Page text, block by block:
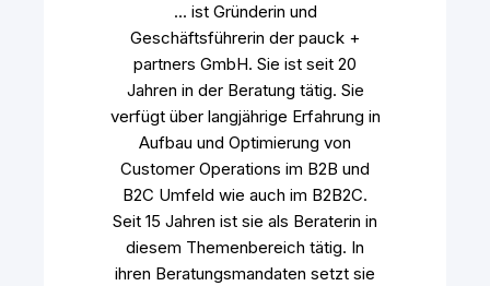
... ist Gründerin und
Geschäftsführerin der pauck +
partners GmbH. Sie ist seit 20
Jahren in der Beratung tätig. Sie
verfügt über langjährige Erfahrung in
Aufbau und Optimierung von
Customer Operations im B2B und
B2C Umfeld wie auch im B2B2C.
Seit 15 Jahren ist sie als Beraterin in
diesem Themenbereich tätig. In
ihren Beratungsmandaten setzt sie